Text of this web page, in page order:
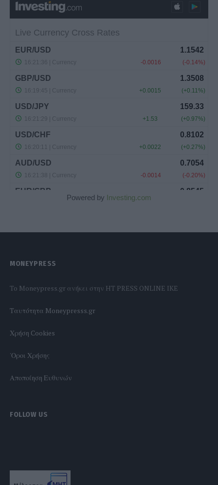
Powered by Investing.com
MONEYPRESS
To Moneypress.gr ανήκει στην HT PRESS ONLINE IKE
Tαυτότητα Moneypresss.gr
Χρήση Cookies
'Οροι Χρήσης
Αποποίηση Ευθυνών
FOLLOW US